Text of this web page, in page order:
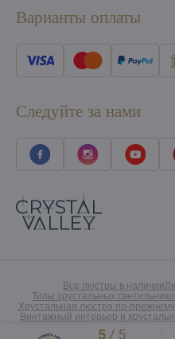
Варианты оплаты
Следуйте за нами
Все люстры в наличии
Типы хрустальных
Хрустальная люстра по-
Винтажный интерьер и
Excellent
5 / 5